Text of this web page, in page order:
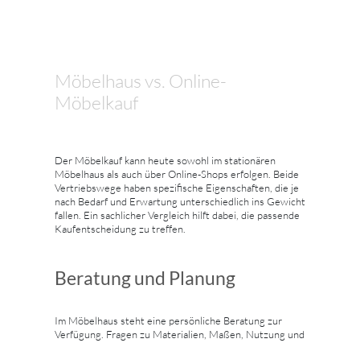
Möbelhaus vs. Online-
Möbelkauf
Der Möbelkauf kann heute sowohl im stationären
Möbelhaus als auch über Online-Shops erfolgen. Beide
Vertriebswege haben spezifische Eigenschaften, die je
nach Bedarf und Erwartung unterschiedlich ins Gewicht
fallen. Ein sachlicher Vergleich hilft dabei, die passende
Kaufentscheidung zu treffen.
Beratung und Planung
Im Möbelhaus steht eine persönliche Beratung zur
Verfügung. Fragen zu Materialien, Maßen, Nutzung und